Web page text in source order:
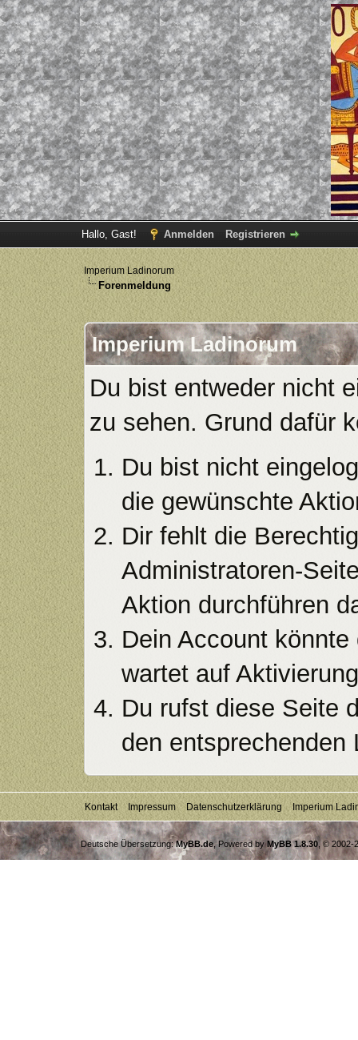
Hallo, Gast! Anmelden Registrieren
Imperium Ladinorum
Forenmeldung
Imperium Ladinorum
Du bist entweder nicht
zu sehen. Grund dafür
Du bist nicht
die gewünschte
Dir fehlt die
Administratoren-
Aktion durchführen
Dein Account
wartet auf
Du rufst diese Seite
den entsprechenden
Kontakt Impressum Datenschutzerklärung Imperium
Deutsche Übersetzung:MyBB.de, Powered byMyBB 1.8.30, © 2002-